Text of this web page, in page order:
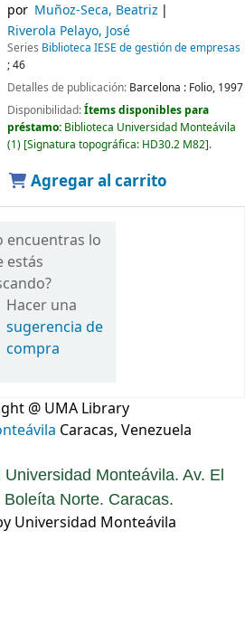
por Muñoz-Seca, Beatriz
Riverola Pelayo, José
Series Biblioteca IESE de gestión de empresas
; 46
Detalles de publicación: Barcelona : Folio, 1997
Disponibilidad:Ítems disponibles para
préstamo: Biblioteca Universidad Monteávila
(1) Signatura topográfica: HD30.2 M82 .
Agregar al carrito
encuentras lo
estás
Hacer una
sugerencia de
compra
@ UMA Library
Caracas, Venezuela
Monteávila. Av. El
Boleíta Norte. Caracas.
Universidad Monteávila